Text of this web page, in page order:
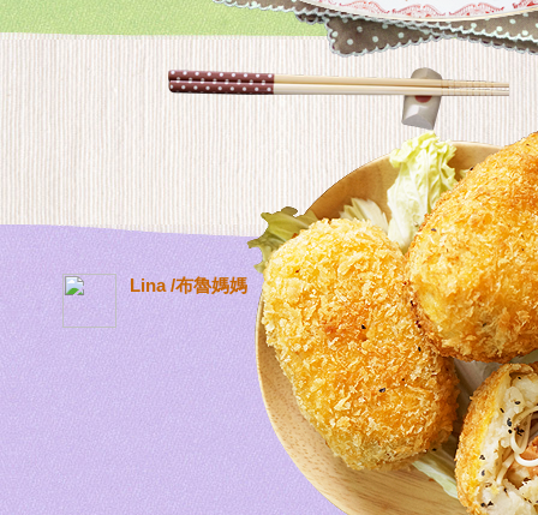
Lina /布魯媽媽